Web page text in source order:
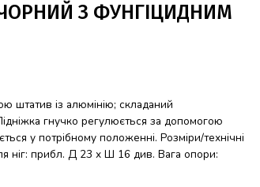
З ФУНГІЦИДНИМ
штатив із алюмінію; складаний
гнучко регулюється за допомогою
у потрібному положенні. Розміри/технічні
ніг: прибл. Д 23 х Ш 16 див. Вага опори: